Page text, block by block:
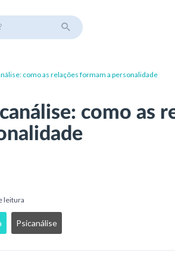
como as relações formam a personalidade
como as
leitura
Psicanálise